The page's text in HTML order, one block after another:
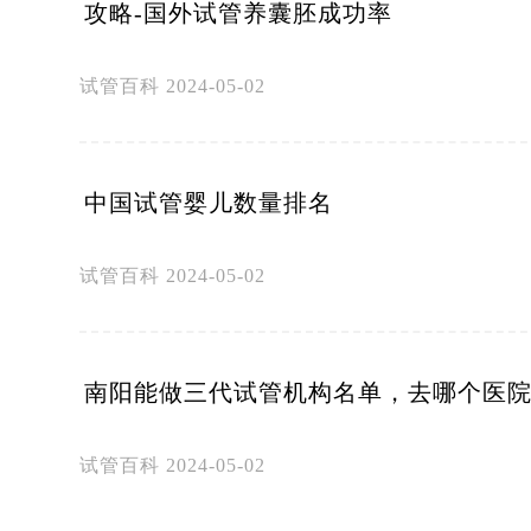
攻略-国外试管养囊胚成功率
试管百科 2024-05-02
中国试管婴儿数量排名
试管百科 2024-05-02
南阳能做三代试管机构名单，去哪个医
试管百科 2024-05-02